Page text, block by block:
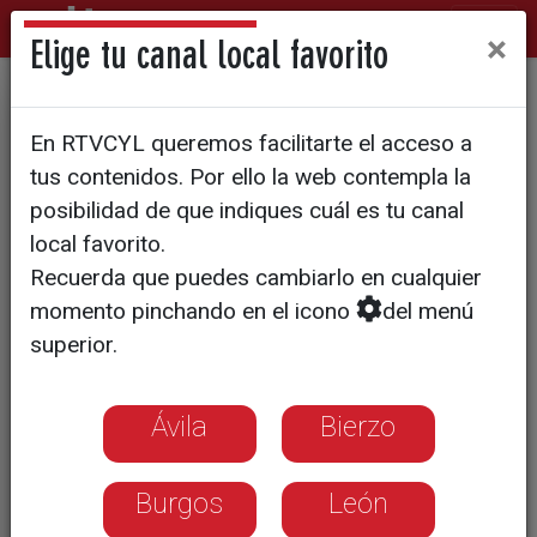
1.500 euros de sanción y
descenso de categoría para
el Capiscol CF tras la
agresión del padre de un
jugador al árbitro
Elige tu canal local favorito ×
En RTVCYL queremos facilitarte el acceso a
tus contenidos. Por ello la web contempla la
posibilidad de que indiques cuál es tu canal
local favorito.
Recuerda que puedes cambiarlo en cualquier
momento pinchando en el icono
del menú
superior.
Ávila Bierzo
Burgos León